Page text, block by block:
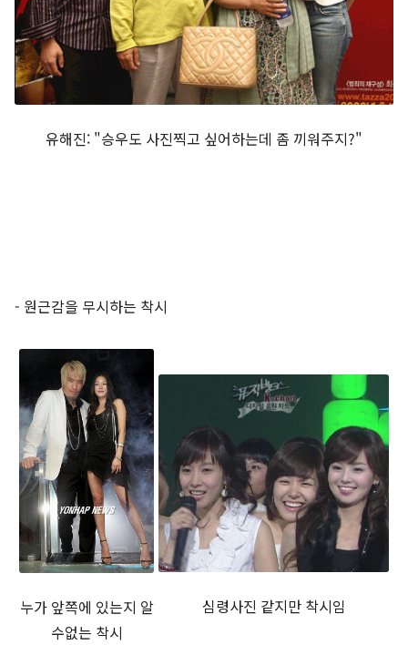
유해진: "승우도 사진찍고 싶어하는데 좀 끼워주지?"
- 원근감을 무시하는 착시
누가 앞쪽에 있는지 알
수없는 착시
심령사진 같지만 착시임